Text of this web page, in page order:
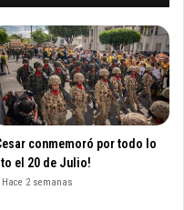
conmemoró por todo lo
el 20 de Julio!
Hace 2 semanas